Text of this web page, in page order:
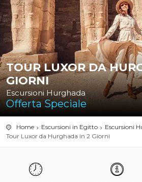
TOUR LUXOR DA
GIORNI
Escursioni Hurghada
Offerta Speciale
Home Escursioni in Egitto
Escursioni
Tour Luxor da Hurghada in 2 Giorni